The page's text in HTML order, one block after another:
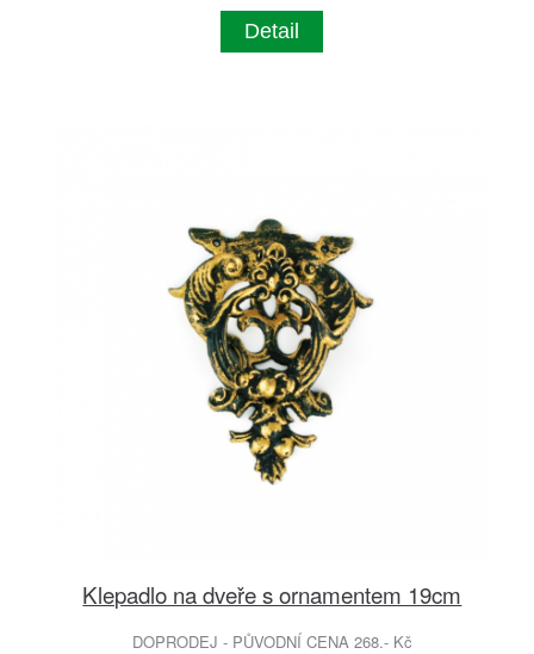
Detail
Klepadlo na dveře s ornamentem 19cm
DOPRODEJ - PŮVODNÍ CENA 268.- Kč